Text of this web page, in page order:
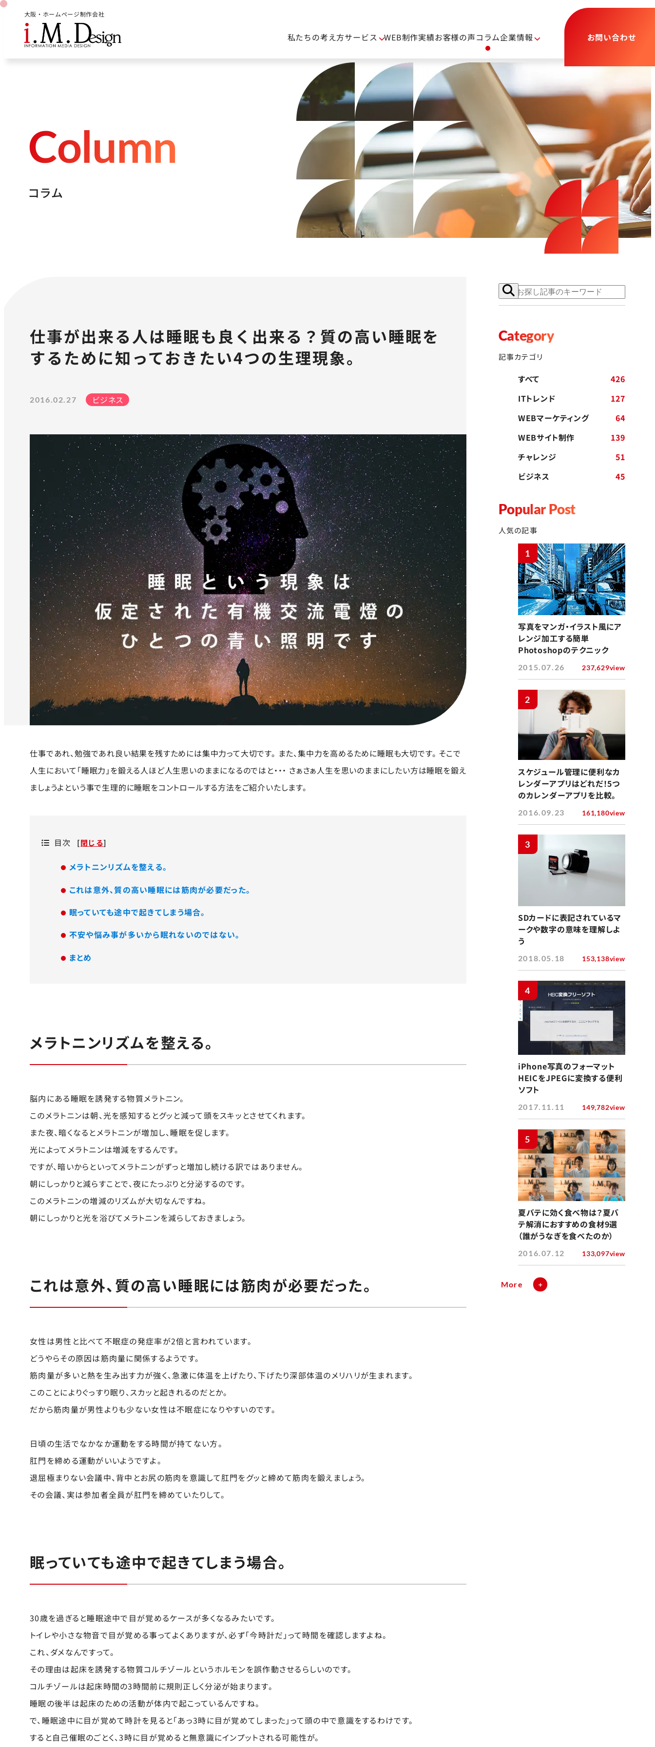
大阪・ホームページ制作会社
私たちの考え方サービス WEB制作実績お客様の声コラム企業情報 お問い合わせ
Column
コラム
仕事が出来る人は睡眠も良く出来る？質の高い睡眠を
するために知っておきたい4つの生理現象。
2016.02.27 ビジネス
仕事であれ、勉強であれ良い結果を残すためには集中力って大切です。 また、集中力を高めるために睡眠も大切です。 そこで
人生において「睡眠力」を鍛える人ほど人生思いのままになるのではと・・・ さぁさぁ人生を思いのままにしたい方は睡眠を鍛え
ましょうよという事で生理的に睡眠をコントロールする方法をご紹介いたします。
目次 [閉じる]
メラトニンリズムを整える。
これは意外、質の高い睡眠には筋肉が必要だった。
眠っていても途中で起きてしまう場合。
不安や悩み事が多いから眠れないのではない。
まとめ
メラトニンリズムを整える。
脳内にある睡眠を誘発する物質メラトニン。
このメラトニンは朝、光を感知するとグッと減って頭をスキッとさせてくれます。
また夜、暗くなるとメラトニンが増加し、睡眠を促します。
光によってメラトニンは増減をするんです。
ですが、暗いからといってメラトニンがずっと増加し続ける訳ではありません。
朝にしっかりと減らすことで、夜にたっぷりと分泌するのです。
このメラトニンの増減のリズムが大切なんですね。
朝にしっかりと光を浴びてメラトニンを減らしておきましょう。
これは意外、質の高い睡眠には筋肉が必要だった。
女性は男性と比べて不眠症の発症率が2倍と言われています。
どうやらその原因は筋肉量に関係するようです。
筋肉量が多いと熱を生み出す力が強く、急激に体温を上げたり、下げたり深部体温のメリハリが生まれます。
このことによりぐっすり眠り、スカッと起きれるのだとか。
だから筋肉量が男性よりも少ない女性は不眠症になりやすいのです。
日頃の生活でなかなか運動をする時間が持てない方。
肛門を締める運動がいいようですよ。
退屈極まりない会議中、背中とお尻の筋肉を意識して肛門をグッと締めて筋肉を鍛えましょう。
その会議、実は参加者全員が肛門を締めていたりして。
眠っていても途中で起きてしまう場合。
30歳を過ぎると睡眠途中で目が覚めるケースが多くなるみたいです。
トイレや小さな物音で目が覚める事ってよくありますが、必ず「今時計だ」って時間を確認しますよね。
これ、ダメなんですって。
その理由は起床を誘発する物質コルチゾールというホルモンを誤作動させるらしいのです。
コルチゾールは起床時間の3時間前に規則正しく分泌が始まります。
睡眠の後半は起床のための活動が体内で起こっているんですね。
で、睡眠途中に目が覚めて時計を見ると「あっ3時に目が覚めてしまった」って頭の中で意識をするわけです。
すると自己催眠のごとく、3時に目が覚めると無意識にインプットされる可能性が。
Category
記事カテゴリ
すべて
426
ITトレンド
127
WEBマーケティング
64
WEBサイト制作
139
チャレンジ
51
ビジネス
45
Popular Post
人気の記事
1
写真をマンガ・イラスト風にア
レンジ加工する簡単
Photoshopのテクニック
2015.07.26 237,629view
2
スケジュール管理に便利なカ
レンダーアプリはどれだ！5つ
のカレンダーアプリを比較。
2016.09.23 161,180view
3
SDカードに表記されているマ
ークや数字の意味を理解しよ
う
2018.05.18 153,138view
4
iPhone写真のフォーマット
HEICをJPEGに変換する便利
ソフト
2017.11.11 149,782view
5
夏バテに効く食べ物は？夏バ
テ解消におすすめの食材9選
（誰がうなぎを食べたのか）
2016.07.12 133,097view
More